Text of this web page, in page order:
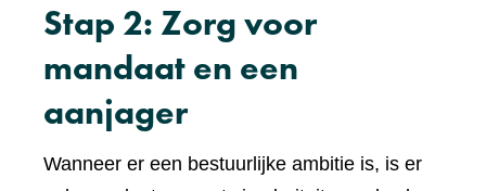
Stap 2: Zorg voor
mandaat en een
aanjager
Wanneer er een bestuurlijke ambitie is, is er